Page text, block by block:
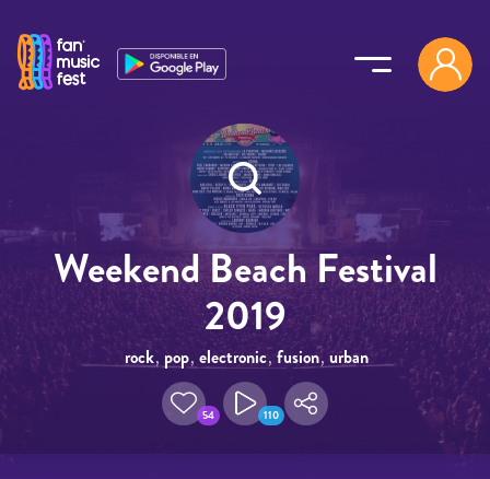
Weekend Beach Festival
2019
rock, pop, electronic, fusion, urban
54 110